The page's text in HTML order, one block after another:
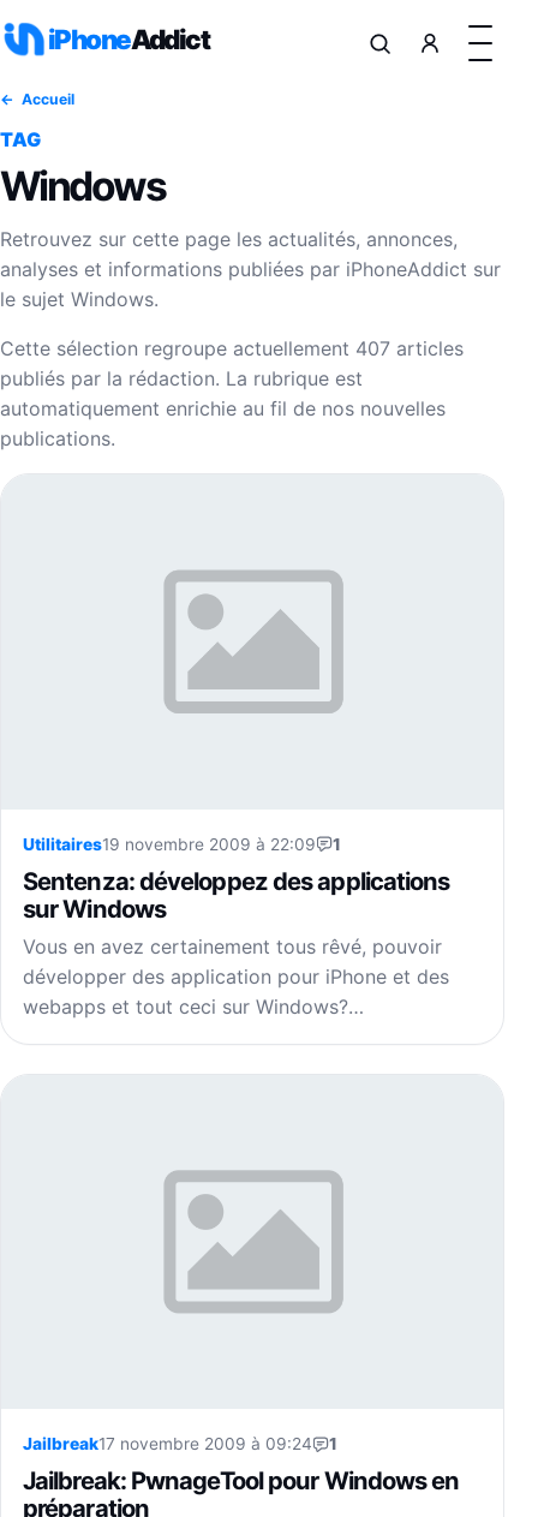
iPhoneAddict
Accueil
TAG
Windows
Retrouvez sur cette page les actualités, annonces,
analyses et informations publiées par iPhoneAddict sur
le sujet Windows.
Cette sélection regroupe actuellement 407 articles
publiés par la rédaction. La rubrique est
automatiquement enrichie au fil de nos nouvelles
publications.
Utilitaires19 novembre 2009 à 22:09 1
Sentenza: développez des applications
sur Windows
Vous en avez certainement tous rêvé, pouvoir
développer des application pour iPhone et des
webapps et tout ceci sur Windows?…
Jailbreak17 novembre 2009 à 09:24 1
Jailbreak: PwnageTool pour Windows en
préparation